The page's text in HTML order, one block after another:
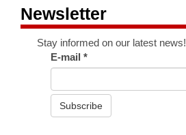
Newsletter
Stay informed on our latest news!
E-mail*
Subscribe